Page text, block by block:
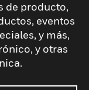
de producto,
eventos
y más,
y otras